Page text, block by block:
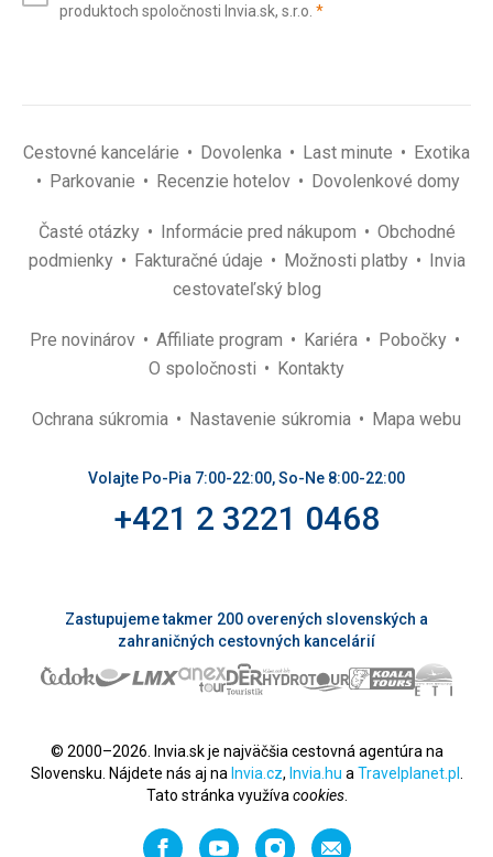
(povinné)
produktoch spoločnosti Invia.sk, s.r.o. *(povinné)
Cestovné kancelárie Dovolenka Last minute
Exotika
Parkovanie
Recenzie hotelov Dovolenkové domy
Časté otázky Informácie pred nákupom
Obchodné
podmienky
Fakturačné údaje Možnosti platby
Invia
cestovateľský blog
Pre novinárov Affiliate program Kariéra
Pobočky
O spoločnosti
Kontakty
Ochrana súkromia Nastavenie súkromia Mapa webu
Volajte Po-Pia 7:00-22:00, So-Ne 8:00-22:00
+421 2 3221 0468
Zastupujeme takmer 200 overených slovenských a
zahraničných cestovných kancelárií
© 2000–2026. Invia.sk je najväčšia cestovná agentúra na
Slovensku. Nájdete nás aj na Invia.cz, Invia.hu a Travelplanet.pl
Tato stránka využíva cookies.